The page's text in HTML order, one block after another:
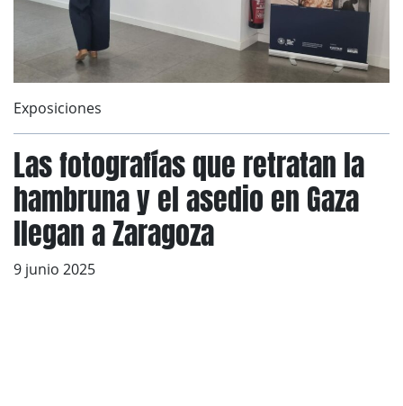
Exposiciones
Las fotografías que retratan la
hambruna y el asedio en Gaza
llegan a Zaragoza
9 junio 2025